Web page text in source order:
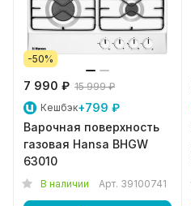
-50%
7 990 ₽ 15 999 ₽
Кешбэк+799 ₽
Варочная поверхность
газовая Hansa BHGW
63010
В наличии Арт. 39100741